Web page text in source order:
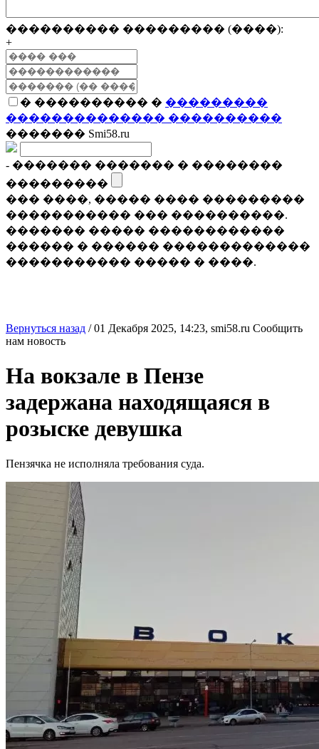
���������� ��������� (����):
+
� ���������� � ���������
�������������� ����������
������� Smi58.ru
- ������� ������� � ��������
���������
��� ����, ����� ���� ���������
����������� ��� ����������.
������� ����� ������������
������ � ������ �������������
����������� ����� � ����.
Вернуться назад /01 Декабря 2025, 14:23, smi58.ru Сообщить
нам новость
На вокзале в Пензе
задержана находящаяся в
розыске девушка
Пензячка не исполняла требования суда.